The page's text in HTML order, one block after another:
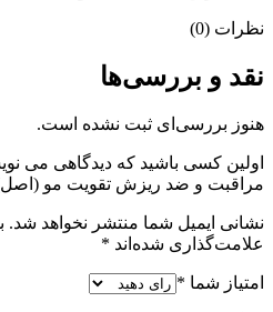
نظرات (0)
نقد و بررسی‌ها
هنوز بررسی‌ای ثبت نشده است.
اولین کسی باشید که دیدگاهی می
مراقبت و ضد ریزش تقویت مو
نشانی ایمیل شما منتشر نخواهد شد.
علامت‌گذاری شده‌اند *
امتیاز شما *